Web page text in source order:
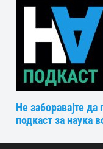
Не заборавајте
подкаст за наука